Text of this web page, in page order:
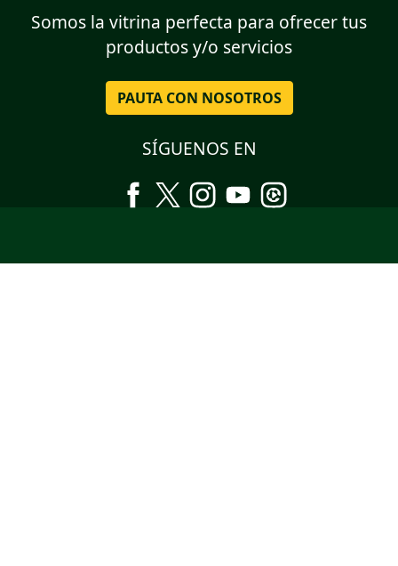
Somos la vitrina perfecta para ofrecer tus
productos y/o servicios
PAUTA CON NOSOTROS
SÍGUENOS EN